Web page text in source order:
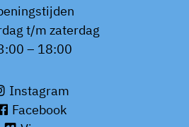
t/m zaterdag
– 18:00
Instagram
Facebook